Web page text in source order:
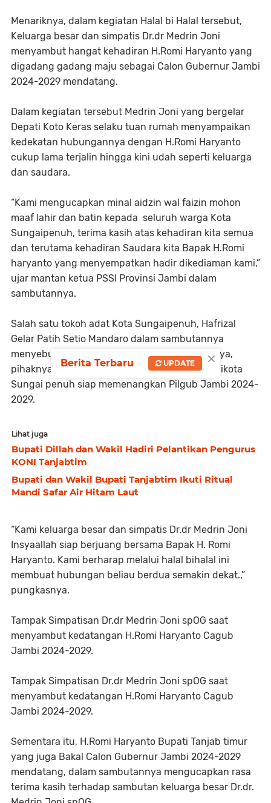
Menariknya, dalam kegiatan Halal bi Halal tersebut,
Keluarga besar dan simpatis Dr.dr Medrin Joni
menyambut hangat kehadiran H.Romi Haryanto yang
digadang gadang maju sebagai Calon Gubernur Jambi
2024-2029 mendatang.
Dalam kegiatan tersebut Medrin Joni yang bergelar
Depati Koto Keras selaku tuan rumah menyampaikan
kedekatan hubungannya dengan H.Romi Haryanto
cukup lama terjalin hingga kini udah seperti keluarga
dan saudara.
“Kami mengucapkan minal aidzin wal faizin mohon
maaf lahir dan batin kepada seluruh warga Kota
Sungaipenuh, terima kasih atas kehadiran kita semua
dan terutama kehadiran Saudara kita Bapak H.Romi
haryanto yang menyempatkan hadir dikediaman kami,”
ujar mantan ketua PSSI Provinsi Jambi dalam
sambutannya.
Salah satu tokoh adat Kota Sungaipenuh, Hafrizal
Gelar Patih Setio Mandaro dalam sambutannya
menyebutkan jika Bapak Romi Haryanto percaya,
pihaknya bersama tokoh pemuda dan ulama dikota
Sungai penuh siap memenangkan Pilgub Jambi 2024-
2029.
Lihat juga
Bupati Dillah dan Wakil Hadiri Pelantikan Pengurus
KONI Tanjabtim
Bupati dan Wakil Bupati Tanjabtim Ikuti Ritual
Mandi Safar Air Hitam Laut
“Kami keluarga besar dan simpatis Dr.dr Medrin Joni
Insyaallah siap berjuang bersama Bapak H. Romi
Haryanto. Kami berharap melalui halal bihalal ini
membuat hubungan beliau berdua semakin dekat.,”
pungkasnya.
Tampak Simpatisan Dr.dr Medrin Joni spOG saat
menyambut kedatangan H.Romi Haryanto Cagub
Jambi 2024-2029.
Tampak Simpatisan Dr.dr Medrin Joni spOG saat
menyambut kedatangan H.Romi Haryanto Cagub
Jambi 2024-2029.
Sementara itu, H.Romi Haryanto Bupati Tanjab timur
yang juga Bakal Calon Gubernur Jambi 2024-2029
mendatang, dalam sambutannya mengucapkan rasa
terima kasih terhadap sambutan keluarga besar Dr.dr.
×
Berita Terbaru UPDATE